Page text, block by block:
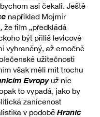
asi čekali. Ještě
například Mojmír
, že film „předkládá
být příliš levicově
vyhraněný, až emočně
užitečnosti
však měli mít trochu
Evropyuž nic
to vypadá, jako by
zanícenost
v podobě Hranic